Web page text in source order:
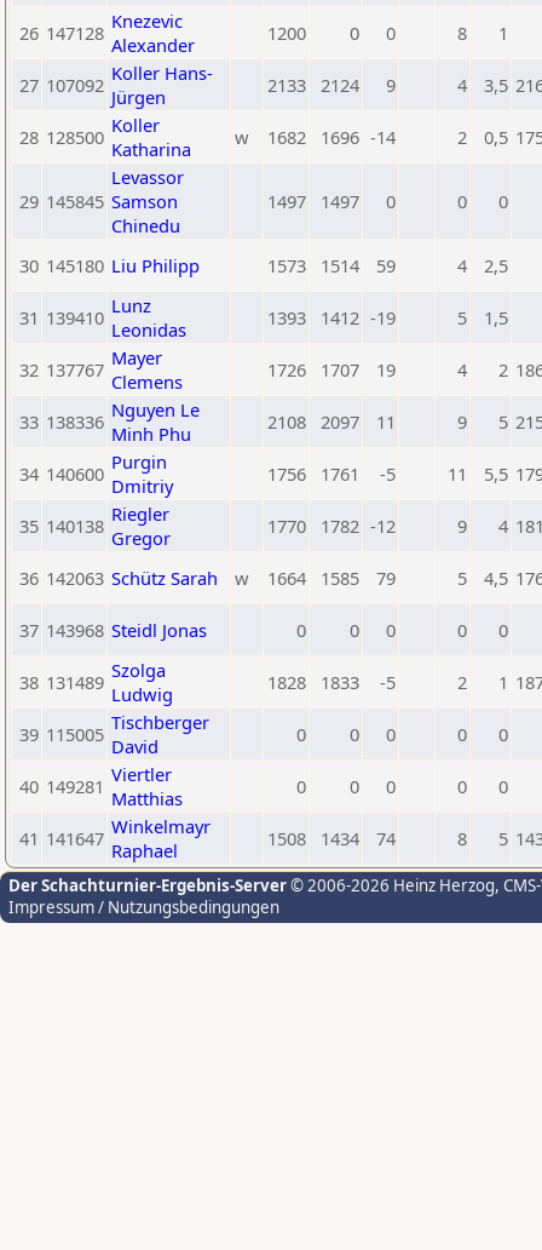
26 147128 Knezevic
Alexander
1200 0 0 8 1
27 107092 Koller Hans-
Jürgen
2133 2124 9 4 3,5
28 128500 Koller
Katharina
w 1682 1696 -14 2 0,5
29 145845
Levassor
Samson
Chinedu
1497 1497 0 0 0
30 145180 Liu Philipp 1573 1514 59 4 2,5
31 139410 Lunz
Leonidas
1393 1412 -19 5 1,5
32 137767 Mayer
Clemens
1726 1707 19 4 2
33 138336 Nguyen Le
Minh Phu
2108 2097 11 9 5
34 140600 Purgin
Dmitriy
1756 1761 -5 11 5,5
35 140138 Riegler
Gregor
1770 1782 -12 9 4
36 142063 Schütz Sarah w 1664 1585 79 5 4,5
37 143968 Steidl Jonas 0 0 0 0 0
38 131489 Szolga
Ludwig
1828 1833 -5 2 1
39 115005 Tischberger
David
0 0 0 0 0
40 149281 Viertler
Matthias
0 0 0 0 0
41 141647 Winkelmayr
Raphael
1508 1434 74 8 5
Der Schachturnier-Ergebnis-Server© 2006-2026 Heinz Herzog,
Impressum / Nutzungsbedingungen